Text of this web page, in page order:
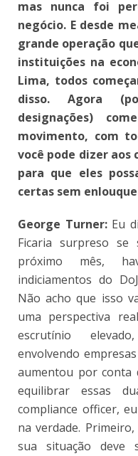
mas nunca foi
negócio. E desde
grande operação
instituições na
Lima, todos
disso. Agora
designações)
movimento, com
você pode dizer aos
para que eles
certas sem
George Turner:Eu
Ficaria surpreso
próximo mês,
indiciamentos do
Não acho que isso
uma perspectiva
escrutínio
envolvendo
aumentou por conta
equilibrar essas
compliance officer,
na verdade.
sua situação deve